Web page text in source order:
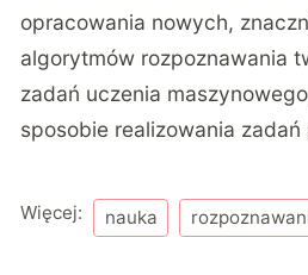
opracowania nowych,
algorytmów rozpoznawania
zadań uczenia
sposobie realizowania
Więcej: nauka